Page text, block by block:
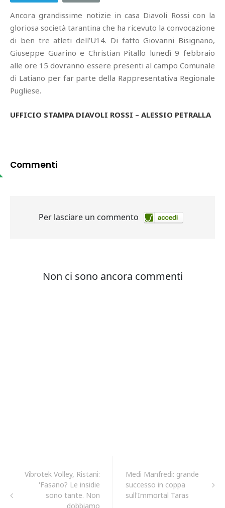
Ancora grandissime notizie in casa Diavoli Rossi con la
gloriosa società tarantina che ha ricevuto la convocazione
di ben tre atleti dell’U14. Di fatto Giovanni Bisignano,
Giuseppe Guarino e Christian Pitallo lunedì 9 febbraio
alle ore 15 dovranno essere presenti al campo Comunale
di Latiano per far parte della Rappresentativa Regionale
Pugliese.
UFFICIO STAMPA DIAVOLI ROSSI – ALESSIO PETRALLA
Commenti
Vibrotek Volley, Ristani:
'Fasano? Le insidie
sono tante. Non
dobbiamo
Medi Manfredi: grande
successo in coppa
sull'Immortal Taras